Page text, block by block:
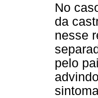
No
da
nesse
pelo